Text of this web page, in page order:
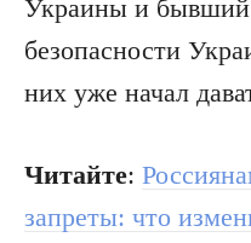
Украины и
безопасности
них уже начал
Читайте:
запреты: что